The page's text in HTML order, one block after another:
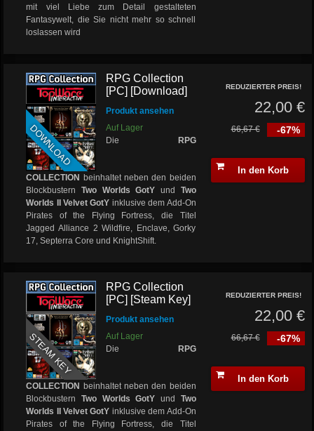
mit viel Liebe zum Detail gestalteten
Fantasywelt, die Sie nicht mehr so schnell
loslassen wird
DOWNLOAD
RPG Collection
[PC] [Download]
Produkt ansehen
Auf Lager
Die
RPG
COLLECTION beinhaltet neben den beiden
BlockbusternTwo Worlds GotY und Two
Worlds II Velvet GotY inklusive dem Add-On
Pirates of the Flying Fortress, die Titel
Jagged Alliance 2 Wildfire, Enclave, Gorky
17, Septerra Core und KnightShift.
REDUZIERTER PREIS!
22,00 €
-67%
66,67 €
In den Korb
STEAM KEY
RPG Collection
[PC] [Steam Key]
Produkt ansehen
Auf Lager
Die
RPG
COLLECTION beinhaltet neben den beiden
BlockbusternTwo Worlds GotY und Two
Worlds II Velvet GotY inklusive dem Add-On
Pirates of the Flying Fortress, die Titel
REDUZIERTER PREIS!
22,00 €
-67%
66,67 €
In den Korb